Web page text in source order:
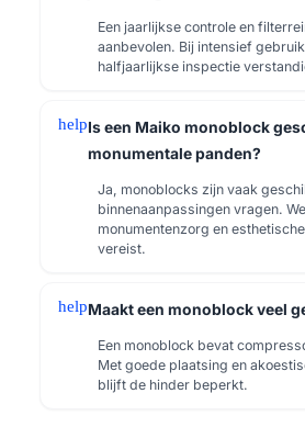
Een jaarlijkse controle en
aanbevolen. Bij intensief
halfjaarlijkse inspectie
helpIs een Maiko monoblock
monumentale panden?
Ja, monoblocks zijn vaak
binnenaanpassingen vragen.
monumentenzorg en
vereist.
helpMaakt een monoblock veel
Een monoblock bevat
Met goede plaatsing en
blijft de hinder beperkt.